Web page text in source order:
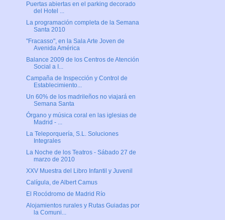
Puertas abiertas en el parking decorado
del Hotel ...
La programación completa de la Semana
Santa 2010
"Fracasso", en la Sala Arte Joven de
Avenida América
Balance 2009 de los Centros de Atención
Social a I...
Campaña de Inspección y Control de
Establecimiento...
Un 60% de los madrileños no viajará en
Semana Santa
Órgano y música coral en las iglesias de
Madrid - ...
La Teleporquería, S.L. Soluciones
Integrales
La Noche de los Teatros - Sábado 27 de
marzo de 2010
XXV Muestra del Libro Infantil y Juvenil
Calígula, de Albert Camus
El Rocódromo de Madrid Río
Alojamientos rurales y Rutas Guiadas por
la Comuni...